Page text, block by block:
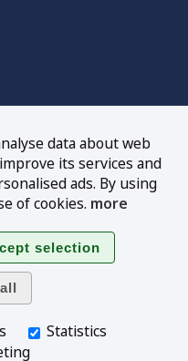
data about web
its services and
ads. By using
of cookies. more
Statistics